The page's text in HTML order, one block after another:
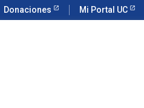
Donaciones Mi Portal UC